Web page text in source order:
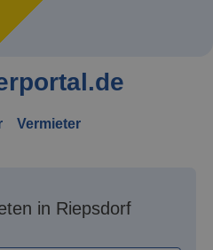
Vermieter
in Riepsdorf